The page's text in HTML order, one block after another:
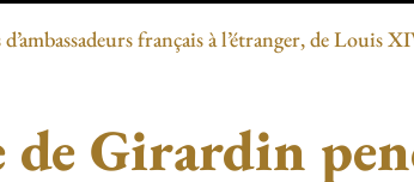
français à l’étranger, de Louis
de Girardin